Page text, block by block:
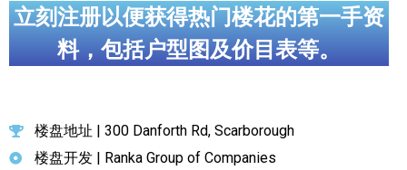
立刻注册以便获得热门楼花的第一手资
料，包括户型图及价目表等。
楼盘地址 | 300 Danforth Rd, Scarborough
楼盘开发 | Ranka Group of Companies